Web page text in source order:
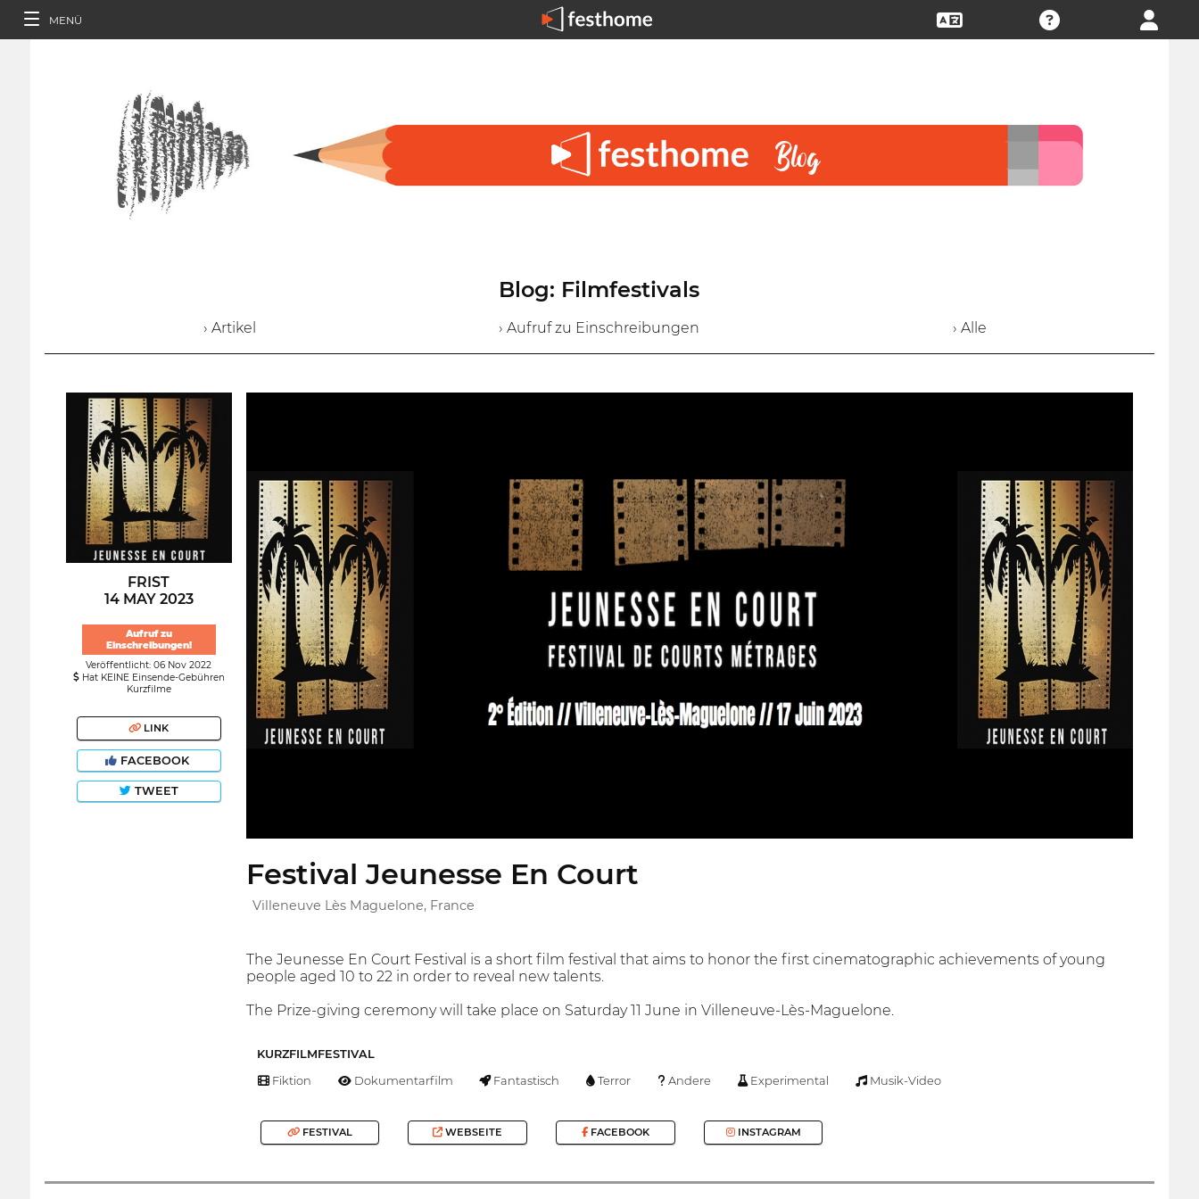
MENÜ
Blog: Filmfestivals
› Artikel › Aufruf zu Einschreibungen › Alle
FRIST
14 MAY 2023
Aufruf zu
Einschreibungen!
Veröffentlicht: 06 Nov 2022
Hat KEINE Einsende-Gebühren
Kurzfilme
LINK
FACEBOOK
TWEET
Festival Jeunesse En Court
Villeneuve Lès Maguelone, France
The Jeunesse En Court Festival is a short film festival that aims to honor the first cinematographic achievements of young
people aged 10 to 22 in order to reveal new talents.
The Prize-giving ceremony will take place on Saturday 11 June in Villeneuve-Lès-Maguelone.
KURZFILMFESTIVAL
Fiktion Dokumentarfilm Fantastisch Terror Andere Experimental Musik-Video
FESTIVAL WEBSEITE FACEBOOK INSTAGRAM